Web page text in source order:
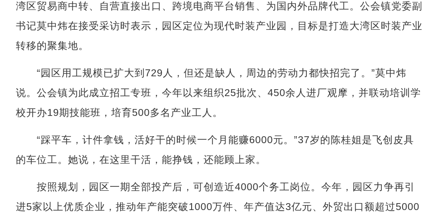
湾区贸易商中转、自营直接出口、跨境电商平台销售、为国内外品牌代工。公会镇党委副
书记莫中炜在接受采访时表示，园区定位为现代时装产业园，目标是打造大湾区时装产业
转移的聚集地。
“园区用工规模已扩大到729人，但还是缺人，周边的劳动力都快招完了。”莫中炜
说。公会镇为此成立招工专班，今年以来组织25批次、450余人进厂观摩，并联动培训学
校开办19期技能班，培育500多名产业工人。
“踩平车，计件拿钱，活好干的时候一个月能赚6000元。”37岁的陈桂姐是飞创皮具
的车位工。她说，在这里干活，能挣钱，还能顾上家。
按照规划，园区一期全部投产后，可创造近4000个务工岗位。今年，园区力争再引
进5家以上优质企业，推动年产能突破1000万件、年产值达3亿元、外贸出口额超过5000